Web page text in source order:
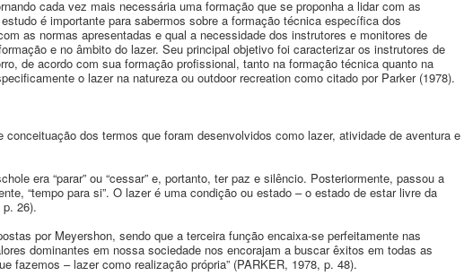
cada vez mais necessária uma formação que se proponha a lidar com as
é importante para sabermos sobre a formação técnica específica dos
as normas apresentadas e qual a necessidade dos instrutores e monitores de
e no âmbito do lazer. Seu principal objetivo foi caracterizar os instrutores de
de acordo com sua formação profissional, tanto na formação técnica quanto na
o lazer na natureza ou outdoor recreation como citado por Parker (1978).
dos termos que foram desenvolvidos como lazer, atividade de aventura e
era “parar” ou “cessar” e, portanto, ter paz e silêncio. Posteriormente, passou a
“tempo para si”. O lazer é uma condição ou estado – o estado de estar livre da
26).
por Meyershon, sendo que a terceira função encaixa-se perfeitamente nas
dominantes em nossa sociedade nos encorajam a buscar êxitos em todas as
fazemos – lazer como realização própria” (PARKER, 1978, p. 48).